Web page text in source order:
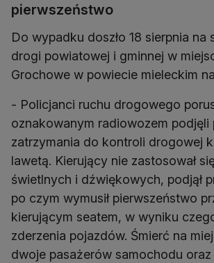
pierwszeństwo
Do wypadku doszło 18 sierpnia na
drogi powiatowej i gminnej w
Grochowe w powiecie mieleckim
- Policjanci ruchu drogowego
oznakowanym radiowozem podjęli
zatrzymania do kontroli drogowej
lawetą. Kierujący nie zastosował
świetlnych i dźwiękowych, podjął
po czym wymusił pierwszeństwo
kierującym seatem, w wyniku
zderzenia pojazdów. Śmierć na
dwoje pasażerów samochodu